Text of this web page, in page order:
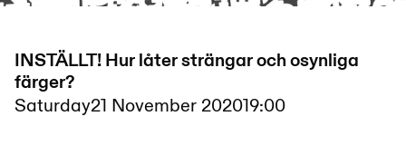
INSTÄLLT! Hur låter strängar och osynliga
färger?
Saturday21 November 202019:00